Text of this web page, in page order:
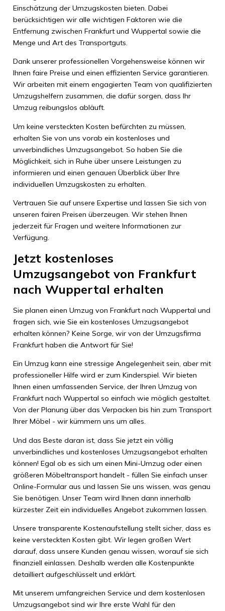
Einschätzung der Umzugskosten bieten. Dabei
berücksichtigen wir alle wichtigen Faktoren wie die
Entfernung zwischen Frankfurt und Wuppertal sowie die
Menge und Art des Transportguts.
Dank unserer professionellen Vorgehensweise können wir
Ihnen faire Preise und einen effizienten Service garantieren.
Wir arbeiten mit einem engagierten Team von qualifizierten
Umzugshelfern zusammen, die dafür sorgen, dass Ihr
Umzug reibungslos abläuft.
Um keine versteckten Kosten befürchten zu müssen,
erhalten Sie von uns vorab ein kostenloses und
unverbindliches Umzugsangebot. So haben Sie die
Möglichkeit, sich in Ruhe über unsere Leistungen zu
informieren und einen genauen Überblick über Ihre
individuellen Umzugskosten zu erhalten.
Vertrauen Sie auf unsere Expertise und lassen Sie sich von
unseren fairen Preisen überzeugen. Wir stehen Ihnen
jederzeit für Fragen und weitere Informationen zur
Verfügung.
Jetzt kostenloses
Umzugsangebot von Frankfurt
nach Wuppertal erhalten
Sie planen einen Umzug von Frankfurt nach Wuppertal und
fragen sich, wie Sie ein kostenloses Umzugsangebot
erhalten können? Keine Sorge, wir von der Umzugsfirma
Frankfurt haben die Antwort für Sie!
Ein Umzug kann eine stressige Angelegenheit sein, aber mit
professioneller Hilfe wird er zum Kinderspiel. Wir bieten
Ihnen einen umfassenden Service, der Ihren Umzug von
Frankfurt nach Wuppertal so einfach wie möglich gestaltet.
Von der Planung über das Verpacken bis hin zum Transport
Ihrer Möbel - wir kümmern uns um alles.
Und das Beste daran ist, dass Sie jetzt ein völlig
unverbindliches und kostenloses Umzugsangebot erhalten
können! Egal ob es sich um einen Mini-Umzug oder einen
größeren Möbeltransport handelt - füllen Sie einfach unser
Online-Formular aus und lassen Sie uns wissen, was genau
Sie benötigen. Unser Team wird Ihnen dann innerhalb
kürzester Zeit ein individuelles Angebot zukommen lassen.
Unsere transparente Kostenaufstellung stellt sicher, dass es
keine versteckten Kosten gibt. Wir legen großen Wert
darauf, dass unsere Kunden genau wissen, worauf sie sich
finanziell einlassen. Deshalb werden alle Kostenpunkte
detailliert aufgeschlüsselt und erklärt.
Mit unserem umfangreichen Service und dem kostenlosen
Umzugsangebot sind wir Ihre erste Wahl für den